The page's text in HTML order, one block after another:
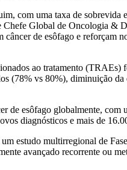
com uma taxa de sobrevida
Global de Oncologia &
câncer de esôfago e reforçam
ao tratamento
(78% vs 80%), diminuição
de esôfago globalmente,
diagnósticos e mais de
estudo multirregional de
avançado recorrente ou